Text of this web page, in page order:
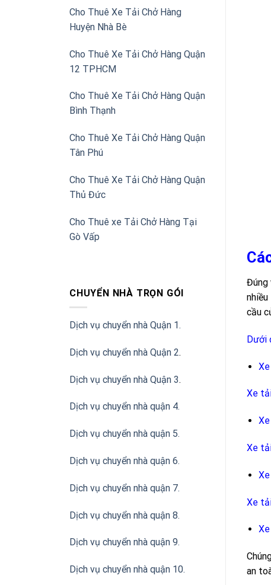
Cho Thuê Xe Tải Chở Hàng
Huyện Nhà Bè
Cho Thuê Xe Tải Chở Hàng Quận
12 TPHCM
Cho Thuê Xe Tải Chở Hàng Quận
Bình Thạnh
Cho Thuê Xe Tải Chở Hàng Quận
Tân Phú
Cho Thuê Xe Tải Chở Hàng Quận
Thủ Đức
Cho Thuê xe Tải Chở Hàng Tại
Gò Vấp
CHUYỂN NHÀ TRỌN GÓI
Dịch vụ chuyển nhà Quận 1.
Dịch vụ chuyển nhà Quận 2.
Dịch vụ chuyển nhà Quận 3.
Dịch vụ chuyển nhà quận 4.
Dịch vụ chuyển nhà quận 5.
Dịch vụ chuyển nhà quận 6.
Dịch vụ chuyển nhà quận 7.
Dịch vụ chuyển nhà quận 8.
Dịch vụ chuyển nhà quận 9.
Dịch vụ chuyển nhà quận 10.
Đúng
cầu
Dưới
Xe
Xe
Xe
an